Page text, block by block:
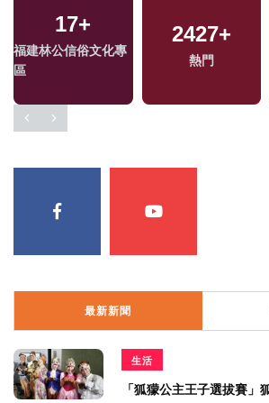
17+
福建林公信俗文化專
區
2427+
熱門
最新新聞
生活
「狐獴公主王子選拔賽」